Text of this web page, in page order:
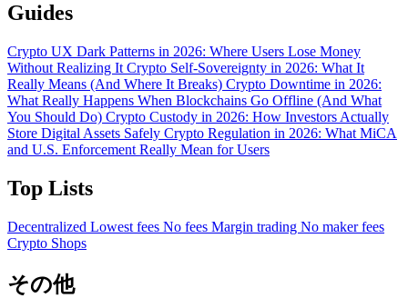
Guides
Crypto UX Dark Patterns in 2026: Where Users Lose Money
Without Realizing It Crypto Self-Sovereignty in 2026: What It
Really Means (And Where It Breaks) Crypto Downtime in 2026:
What Really Happens When Blockchains Go Offline (And What
You Should Do) Crypto Custody in 2026: How Investors Actually
Store Digital Assets Safely Crypto Regulation in 2026: What MiCA
and U.S. Enforcement Really Mean for Users
Top Lists
Decentralized Lowest fees No fees Margin trading No maker fees
Crypto Shops
その他